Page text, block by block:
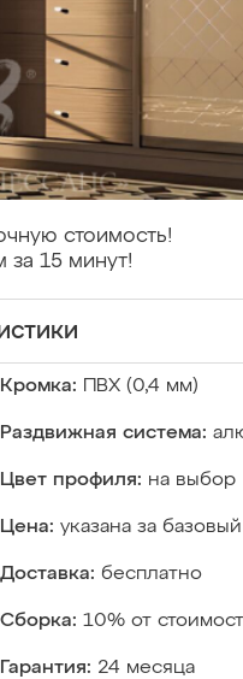
стоимость!
за 15 минут!
Кромка: ПВХ (0,4 мм)
Раздвижная система:
Цвет профиля: на выбор
Цена: указана за
Доставка: бесплатно
Сборка: 10% от
Гарантия: 24 месяца